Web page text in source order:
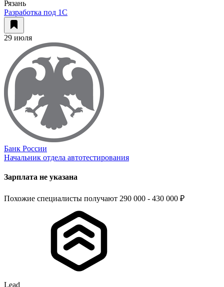
Рязань
Разработка под 1С
29 июля
Банк России
Начальник отдела автотестирования
Зарплата не указана
Похожие специалисты получают 290 000 - 430 000 ₽
Lead